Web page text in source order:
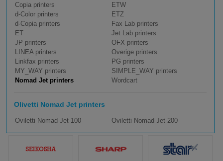
Copia printers
d-Color printers
d-Copia printers
ET
ETW
ETZ
Fax Lab printers
Jet Lab printers
JP printers
LINEA printers
Linkfax printers
MY_WAY printers
Nomad Jet printers
OFX printers
Overige printers
PG printers
SIMPLE_WAY printers
Wordcart
Olivetti Nomad Jet printers
Oviletti Nomad Jet 100 Oviletti Nomad Jet 200